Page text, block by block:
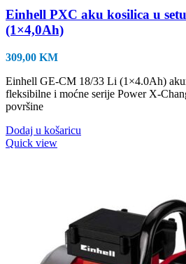
Einhell PXC aku kosilica u
(1×4,0Ah)
309,00 KM
Einhell GE-CM 18/33 Li (1×4.0Ah)
fleksibilne i moćne serije Power X-
površine
Dodaj u košaricu
Quick view